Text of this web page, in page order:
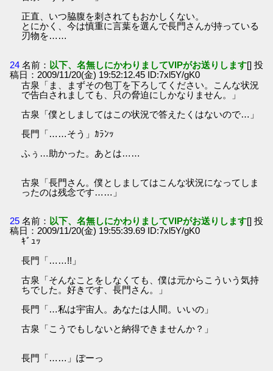
正直、いつ脇腹を刺されてもおかしくない。
とにかく、今は慎重に言葉を選んで長門さんが持っている
刃物を……
24 名前： 以下、名無しにかわりましてVIPがお送りします[] 投
稿日：2009/11/20(金) 19:52:12.45 ID:7xl5Y/gK0
古泉「ま、まずその包丁を下ろしてください。こんな状況
で告白されましても、只の脅迫にしかなりません。」
古泉「僕としましてはこの状況で答えたくはないので…」
長門「……そう」ｶﾗﾝｯ
ふぅ…助かった。あとは……
古泉「長門さん。僕としましてはこんな状況になってしま
ったのは残念です……」
25 名前： 以下、名無しにかわりましてVIPがお送りします[] 投
稿日：2009/11/20(金) 19:55:39.69 ID:7xl5Y/gK0
ｷﾞｭｯ
長門「……!!」
古泉「そんなことをしなくても、僕は元からこういう気持
ちでした。好きです、長門さん。」
長門「…私は宇宙人。あなたは人間。いいの」
古泉「こうでもしないと納得できませんか？」
長門「……」ぽーっ